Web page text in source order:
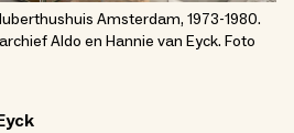
Amsterdam, 1973-1980.
Aldo en Hannie van Eyck. Foto